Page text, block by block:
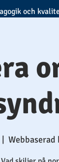
och
Webbaserad